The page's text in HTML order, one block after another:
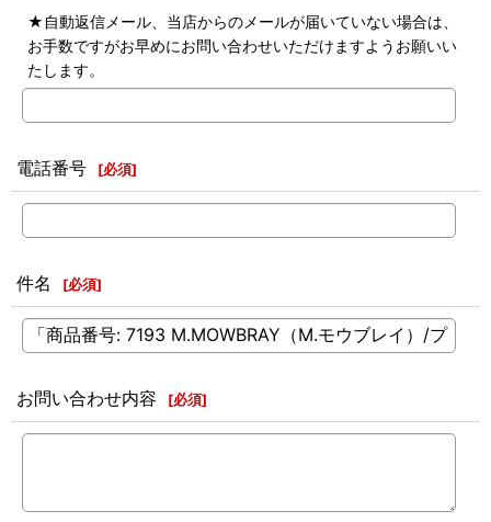
★自動返信メール、当店からのメールが届いていない場合は、
お手数ですがお早めにお問い合わせいただけますようお願いい
たします。
電話番号 [必須]
件名 [必須]
お問い合わせ内容 [必須]